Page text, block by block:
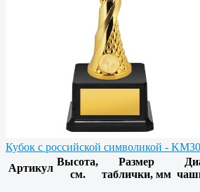
Кубок с российской символикой -
Артикул
Высота,
см.
Размер
таблички, мм